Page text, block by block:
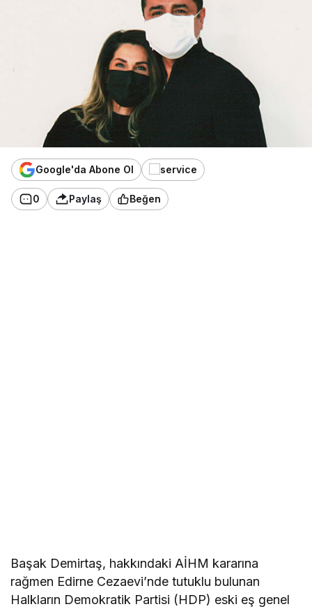
Google'da Abone Ol
0 Paylaş Beğen
Başak Demirtaş, hakkındaki AİHM kararına
rağmen Edirne Cezaevi’nde tutuklu bulunan
Halkların Demokratik Partisi (HDP) eski eş genel